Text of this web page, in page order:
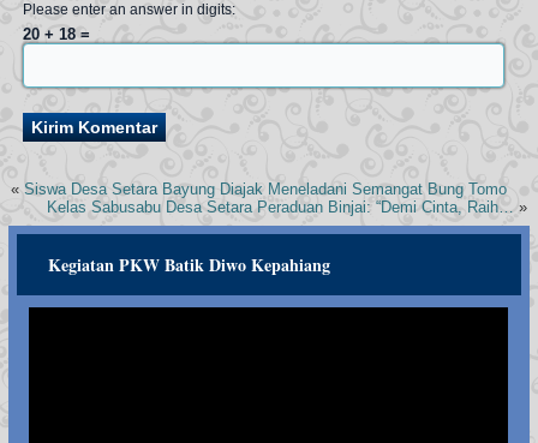
Please enter an answer in digits:
20 + 18 =
«Siswa Desa Setara Bayung Diajak Meneladani Semangat Bung Tomo
Kelas Sabusabu Desa Setara Peraduan Binjai: “Demi Cinta, Raih… »
Kegiatan PKW Batik Diwo Kepahiang